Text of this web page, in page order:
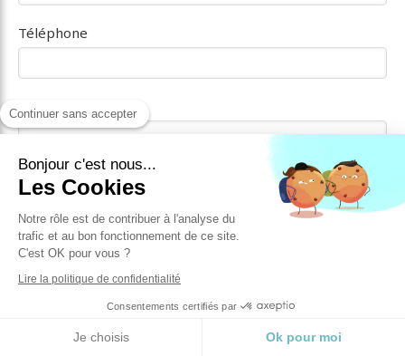
Téléphone
Sujet
Message
Continuer sans accepter
Bonjour c'est nous...
Les Cookies
Notre rôle est de contribuer à l'analyse du
trafic et au bon fonctionnement de ce site.
C'est OK pour vous ?
Lire la politique de confidentialité
Consentements certifiés par
Je choisis Ok pour moi